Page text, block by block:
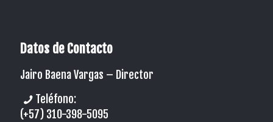
Datos de Contacto
Jairo Baena Vargas – Director
Teléfono:
(+57) 310-398-5095